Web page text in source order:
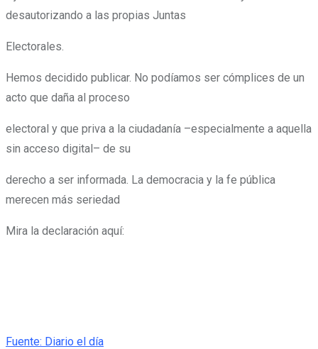
desautorizando a las propias Juntas
Electorales.
Hemos decidido publicar. No podíamos ser cómplices de un
acto que daña al proceso
electoral y que priva a la ciudadanía –especialmente a aquella
sin acceso digital– de su
derecho a ser informada. La democracia y la fe pública
merecen más seriedad
Mira la declaración aquí:
Fuente: Diario el día